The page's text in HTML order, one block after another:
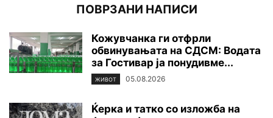
ПОВРЗАНИ НАПИСИ
Кожувчанка ги отфрли
обвинувањата на СДСМ: Водата
за Гостивар ја понудивме...
ЖИВОТ 05.08.2026
Ќерка и татко со изложба на